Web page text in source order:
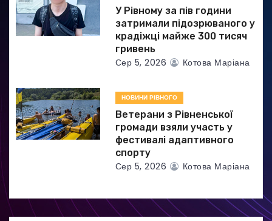
У Рівному за пів години
затримали підозрюваного у
крадіжці майже 300 тисяч
гривень
Сер 5, 2026 Котова Маріана
НОВИНИ РІВНОГО
Ветерани з Рівненської
громади взяли участь у
фестивалі адаптивного
спорту
Сер 5, 2026 Котова Маріана